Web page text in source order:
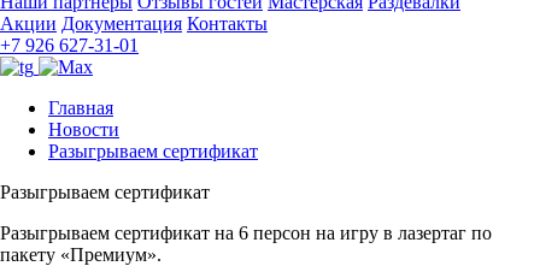
Акции Документация Контакты
+7 926 627-31-01
Главная
Новости
Разыгрываем сертификат
Разыгрываем сертификат
Разыгрываем сертификат на 6 персон на игру в лазертаг по
пакету «Премиум».